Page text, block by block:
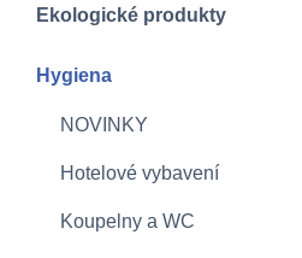
Ekologické produkty
Hygiena
NOVINKY
Hotelové vybavení
Koupelny a WC